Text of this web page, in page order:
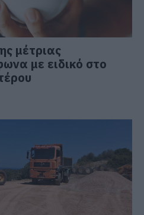
μέτριας
με ειδικό στο